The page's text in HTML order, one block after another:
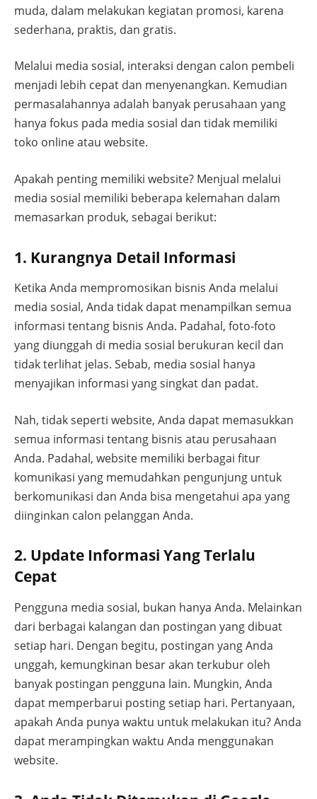
muda, dalam melakukan kegiatan promosi, karena
sederhana, praktis, dan gratis.
Melalui media sosial, interaksi dengan calon pembeli
menjadi lebih cepat dan menyenangkan. Kemudian
permasalahannya adalah banyak perusahaan yang
hanya fokus pada media sosial dan tidak memiliki
toko online atau website.
Apakah penting memiliki website? Menjual melalui
media sosial memiliki beberapa kelemahan dalam
memasarkan produk, sebagai berikut:
1. Kurangnya Detail Informasi
Ketika Anda mempromosikan bisnis Anda melalui
media sosial, Anda tidak dapat menampilkan semua
informasi tentang bisnis Anda. Padahal, foto-foto
yang diunggah di media sosial berukuran kecil dan
tidak terlihat jelas. Sebab, media sosial hanya
menyajikan informasi yang singkat dan padat.
Nah, tidak seperti website, Anda dapat memasukkan
semua informasi tentang bisnis atau perusahaan
Anda. Padahal, website memiliki berbagai fitur
komunikasi yang memudahkan pengunjung untuk
berkomunikasi dan Anda bisa mengetahui apa yang
diinginkan calon pelanggan Anda.
2. Update Informasi Yang Terlalu
Cepat
Pengguna media sosial, bukan hanya Anda. Melainkan
dari berbagai kalangan dan postingan yang dibuat
setiap hari. Dengan begitu, postingan yang Anda
unggah, kemungkinan besar akan terkubur oleh
banyak postingan pengguna lain. Mungkin, Anda
dapat memperbarui posting setiap hari. Pertanyaan,
apakah Anda punya waktu untuk melakukan itu? Anda
dapat merampingkan waktu Anda menggunakan
website.